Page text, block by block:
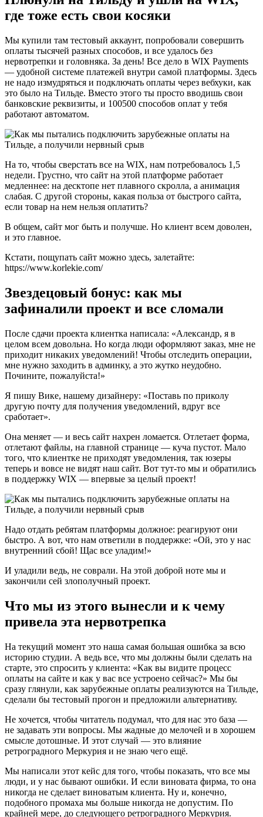
где тоже есть свои косяки
Мы купили там тестовый аккаунт, попробовали совершить
оплаты тысячей разных способов, и все удалось без
нервотрепки и головняка. За день! Все дело в WIX Payments
— удобной системе платежей внутри самой платформы. Здесь
не надо измудряться и подключать оплаты через вебхуки, как
это было на Тильде. Вместо этого ты просто вводишь свои
банковские реквизиты, и 100500 способов оплат у тебя
работают автоматом.
На то, чтобы сверстать все на WIX, нам потребовалось 1,5
недели. Грустно, что сайт на этой платформе работает
медленнее: на десктопе нет плавного скролла, а анимация
слабая. С другой стороны, какая польза от быстрого сайта,
если товар на нем нельзя оплатить?
В общем, сайт мог быть и получше. Но клиент всем доволен,
и это главное.
Кстати, пощупать сайт можно здесь, залетайте:
https://www.korlekie.com/
Звездецовый бонус: как мы
зафиналили проект и все сломали
После сдачи проекта клиентка написала: «Александр, я в
целом всем довольна. Но когда люди оформляют заказ, мне не
приходит никаких уведомлений! Чтобы отследить операции,
мне нужно заходить в админку, а это жутко неудобно.
Почините, пожалуйста!»
Я пишу Вике, нашему дизайнеру: «Поставь по приколу
другую почту для получения уведомлений, вдруг все
сработает».
Она меняет — и весь сайт нахрен ломается. Отлетает форма,
отлетают файлы, на главной странице — куча пустот. Мало
того, что клиентке не приходят уведомления, так юзеры
теперь и вовсе не видят наш сайт. Вот тут-то мы и обратились
в поддержку WIX — впервые за целый проект!
Надо отдать ребятам платформы должное: реагируют они
быстро. А вот, что нам ответили в поддержке: «Ой, это у нас
внутренний сбой! Щас все уладим!»
И уладили ведь, не соврали. На этой доброй ноте мы и
закончили сей злополучный проект.
Что мы из этого вынесли и к чему
привела эта нервотрепка
На текущий момент это наша самая большая ошибка за всю
историю студии. А ведь все, что мы должны были сделать на
старте, это спросить у клиента: «Как вы видите процесс
оплаты на сайте и как у вас все устроено сейчас?» Мы бы
сразу глянули, как зарубежные оплаты реализуются на Тильде,
сделали бы тестовый прогон и предложили альтернативу.
Не хочется, чтобы читатель подумал, что для нас это база —
не задавать эти вопросы. Мы жадные до мелочей и в хорошем
смысле дотошные. И этот случай — это влияние
ретроградного Меркурия и не знаю чего ещё.
Мы написали этот кейс для того, чтобы показать, что все мы
люди, и у нас бывают ошибки. И если виновата фирма, то она
никогда не сделает виноватым клиента. Ну и, конечно,
подобного промаха мы больше никогда не допустим. По
крайней мере, до следующего ретроградного Меркурия.